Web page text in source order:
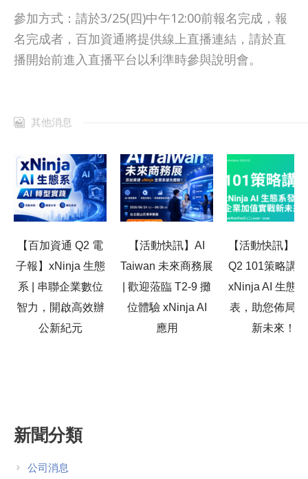
參加方式：請於3/25(四)中午12:00前報名完成，報
名完成者，百加資通將提供線上直播連結，請於直
播開始前進入直播平台以利準時參與說明會。
其他消息
【百加資通 Q2 電
子報】xNinja 生態
系 | 串聯企業數位
智力，開啟高效辦
公新紀元
【活動快訊】AI
Taiwan 未來商務展
| 歡迎蒞臨 T2-9 攤
位體驗 xNinja AI
應用
【活動快訊】
Q2 101策略講
xNinja AI 生態
表，助您佈局
新未來！
新聞分類
公司消息